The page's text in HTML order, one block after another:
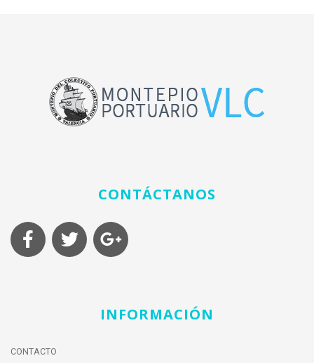
CONTÁCTANOS
INFORMACIÓN
CONTACTO